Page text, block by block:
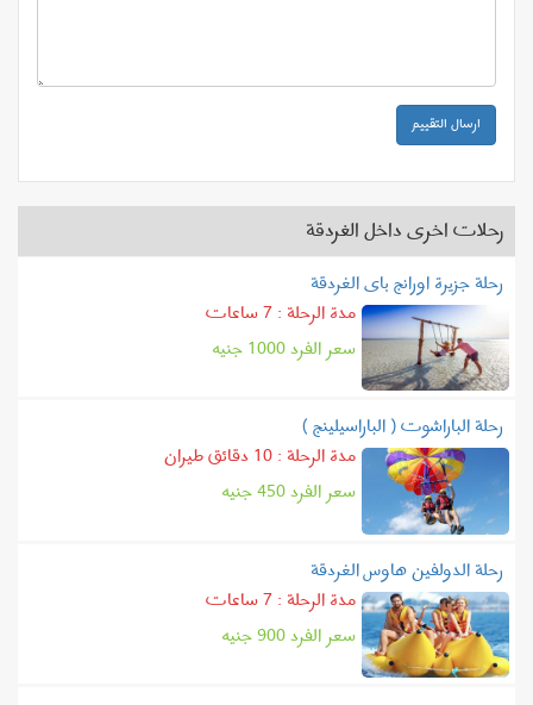
ارسال التقييم
رحلات اخرى داخل الغردقة
رحلة جزيرة اورانج باى الغردقة
مدة الرحلة : 7 ساعات
سعر الفرد1000جنيه
رحلة الباراشوت ( الباراسيلينج )
مدة الرحلة : 10 دقائق طيران
سعر الفرد450جنيه
رحلة الدولفين هاوس الغردقة
مدة الرحلة : 7 ساعات
سعر الفرد900جنيه